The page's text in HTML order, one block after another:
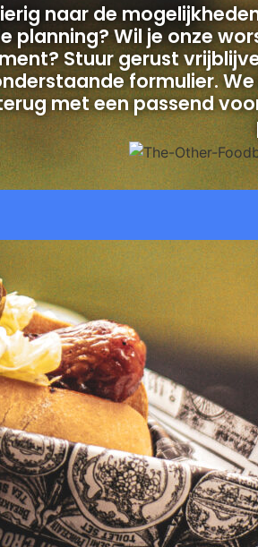
naar de
planning? Wil je onze
Stuur gerust
formulier.
met een passend